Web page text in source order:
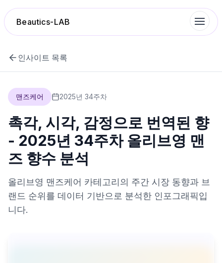
Beautics-LAB
랭킹
성분분석
나의 스킨케어
대화 이력
찜 목록
루틴탐색
인사이트 목록
맨즈케어 2025년 34주차
촉각, 시각, 감정으로 번역된 향
- 2025년 34주차 올리브영 맨
즈 향수 분석
올리브영 맨즈케어 카테고리의 주간 시장 동향과 브
랜드 순위를 데이터 기반으로 분석한 인포그래픽입
니다.